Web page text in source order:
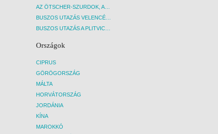
AZ ÖTSCHER-SZURDOK, AUSZTRIA GRAND CANYONJA - BUDAPEST, BUSZ
BUSZOS UTAZÁS VELENCÉBE - BUDAPEST, BUSZ
BUSZOS UTAZÁS A PLITVICEI-TAVAK NEMZETI PARKBA - BUDAPEST, BUSZ
Országok
CIPRUS
GÖRÖGORSZÁG
MÁLTA
HORVÁTORSZÁG
JORDÁNIA
KÍNA
MAROKKÓ